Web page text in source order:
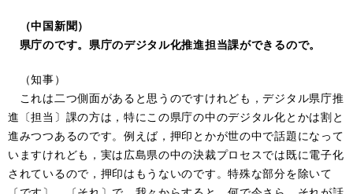
（中国新聞）
県庁のです。県庁のデジタル化推進担当課ができるので。
（知事）
これは二つ側面があると思うのですけれども，デジタル県庁推
進〔担当〕課の方は，特にこの県庁の中のデジタル化とかは割と
進みつつあるのです。例えば，押印とかが世の中で話題になって
いますけれども，実は広島県の中の決裁プロセスでは既に電子化
されているので，押印はもうないのです。特殊な部分を除いて